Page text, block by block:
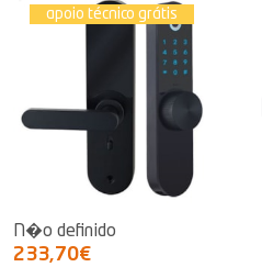
apoio técnico grátis
N�o definido
233,70€